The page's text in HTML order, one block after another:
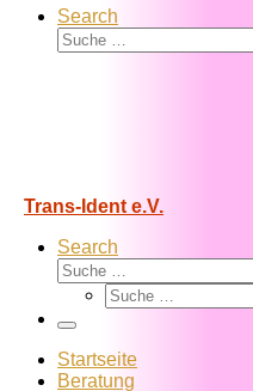
Search
Suche
Trans-Ident e.V.
Search
Suche
Suche
Menü
Startseite
Beratung